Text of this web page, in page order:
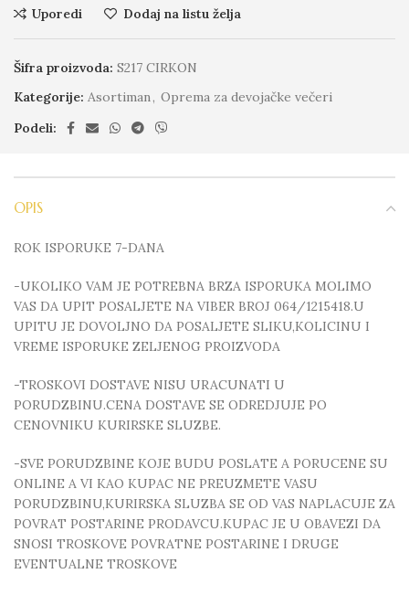
Uporedi
Dodaj na listu želja
Šifra proizvoda: S217 CIRKON
Kategorije: Asortiman, Oprema za devojačke večeri
Podeli:
OPIS
ROK ISPORUKE 7-DANA
-UKOLIKO VAM JE POTREBNA BRZA ISPORUKA MOLIMO
VAS DA UPIT POSALJETE NA VIBER BROJ 064/1215418.U
UPITU JE DOVOLJNO DA POSALJETE SLIKU,KOLICINU I
VREME ISPORUKE ZELJENOG PROIZVODA
-TROSKOVI DOSTAVE NISU URACUNATI U
PORUDZBINU.CENA DOSTAVE SE ODREDJUJE PO
CENOVNIKU KURIRSKE SLUZBE.
-SVE PORUDZBINE KOJE BUDU POSLATE A PORUCENE SU
ONLINE A VI KAO KUPAC NE PREUZMETE VASU
PORUDZBINU,KURIRSKA SLUZBA SE OD VAS NAPLACUJE ZA
POVRAT POSTARINE PRODAVCU.KUPAC JE U OBAVEZI DA
SNOSI TROSKOVE POVRATNE POSTARINE I DRUGE
EVENTUALNE TROSKOVE